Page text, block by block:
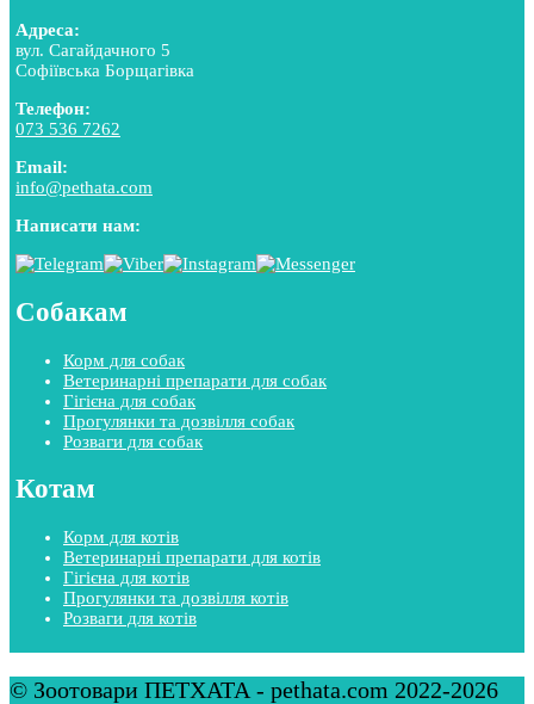
Адреса:
вул. Сагайдачного 5
Софіївська Борщагівка
Телефон:
073 536 7262
Email:
info@pethata.com
Написати нам:
Собакам
Корм для собак
Ветеринарні препарати для собак
Гігієна для собак
Прогулянки та дозвілля собак
Розваги для собак
Котам
Корм для котів
Ветеринарні препарати для котів
Гігієна для котів
Прогулянки та дозвілля котів
Розваги для котів
© Зоотовари ПЕТХАТА - pethata.com 2022-2026